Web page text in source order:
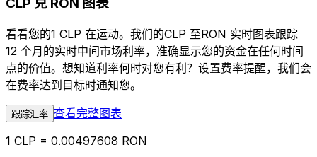
看看您的1 CLP 在运动。我们的CLP 至RON 实时图表跟踪
12 个月的实时中间市场利率，准确显示您的资金在任何时间
点的价值。想知道利率何时对您有利？设置费率提醒，我们会
在费率达到目标时通知您。
跟踪汇率 查看完整图表
1 CLP = 0.00497608 RON